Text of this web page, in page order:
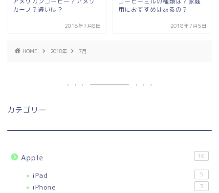
カーノ？違いは？
2018年7月8日
用におすすめはあるの？
2018年7月5日
HOME 2018年 7月
カテゴリー
Apple 16
iPad 5
iPhone 3